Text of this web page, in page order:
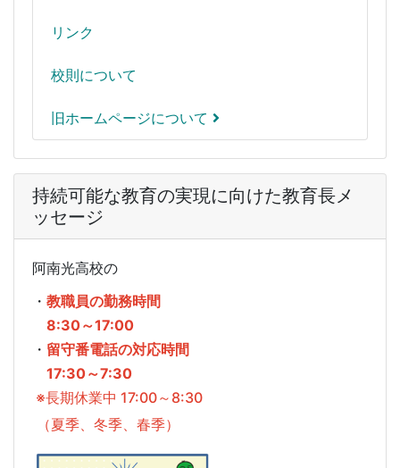
リンク
校則について
旧ホームページについて
持続可能な教育の実現に向けた教育長メ
ッセージ
阿南光高校の
・ 教職員の勤務時間
8:30～17:00
・ 留守番電話の対応時間
17:30～7:30
※長期休業中 17:00～8:30
（夏季、冬季、春季）